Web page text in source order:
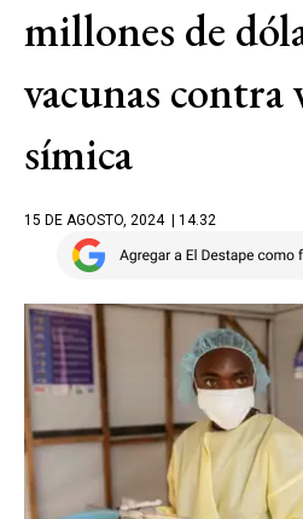
millones de
vacunas contra
símica
15 DE AGOSTO, 2024 | 14.32